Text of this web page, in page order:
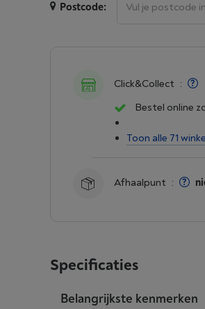
Postcode:
Click&Collect :
Bestel online
Toon alle 71
Afhaalpunt :
Specificaties
Belangrijkste kenmerken